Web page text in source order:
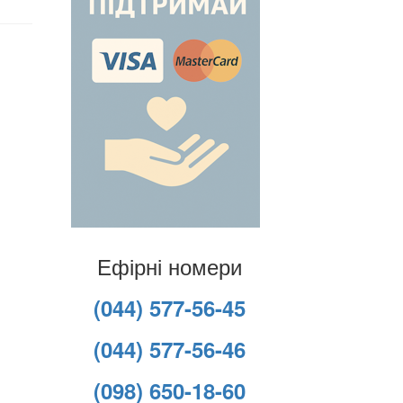
Ефірні номери
(044) 577-56-45
(044) 577-56-46
(098) 650-18-60